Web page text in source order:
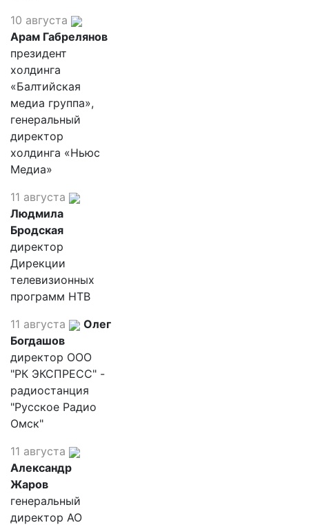
10 августа
Арам Габрелянов
президент
холдинга
«Балтийская
медиа группа»,
генеральный
директор
холдинга «Ньюс
Медиа»
11 августа
Людмила
Бродская
директор
Дирекции
телевизионных
программ НТВ
11 августа
Олег
Богдашов
директор ООО
"РК ЭКСПРЕСС" -
радиостанция
"Русское Радио
Омск"
11 августа
Александр
Жаров
генеральный
директор АО